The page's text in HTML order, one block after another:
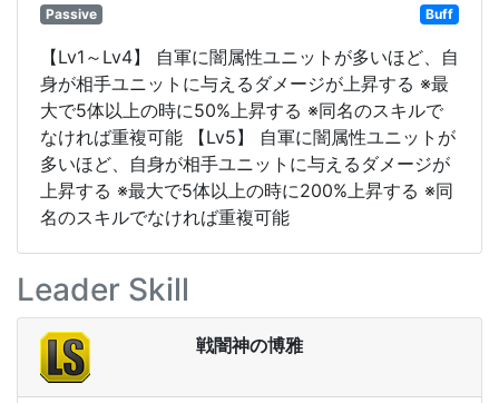
Passive Buff
【Lv1～Lv4】 自軍に闇属性ユニットが多いほど、自
身が相手ユニットに与えるダメージが上昇する ※最
大で5体以上の時に50%上昇する ※同名のスキルで
なければ重複可能 【Lv5】 自軍に闇属性ユニットが
多いほど、自身が相手ユニットに与えるダメージが
上昇する ※最大で5体以上の時に200%上昇する ※同
名のスキルでなければ重複可能
Leader Skill
戦闇神の博雅